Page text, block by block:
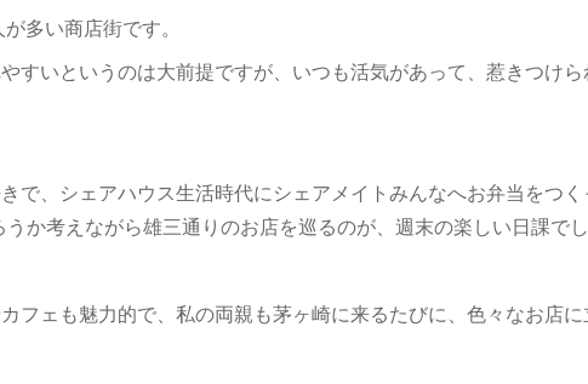
多い商店街です。
すいというのは大前提ですが、いつも活気があって、惹きつけ
で、シェアハウス生活時代にシェアメイトみんなへお弁当をつ
か考えながら雄三通りのお店を巡るのが、週末の楽しい日課で
フェも魅力的で、私の両親も茅ヶ崎に来るたびに、色々なお店